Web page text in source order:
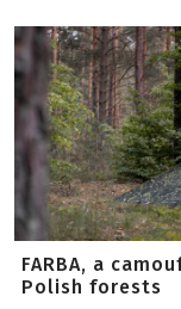
FARBA, a
Polish forests